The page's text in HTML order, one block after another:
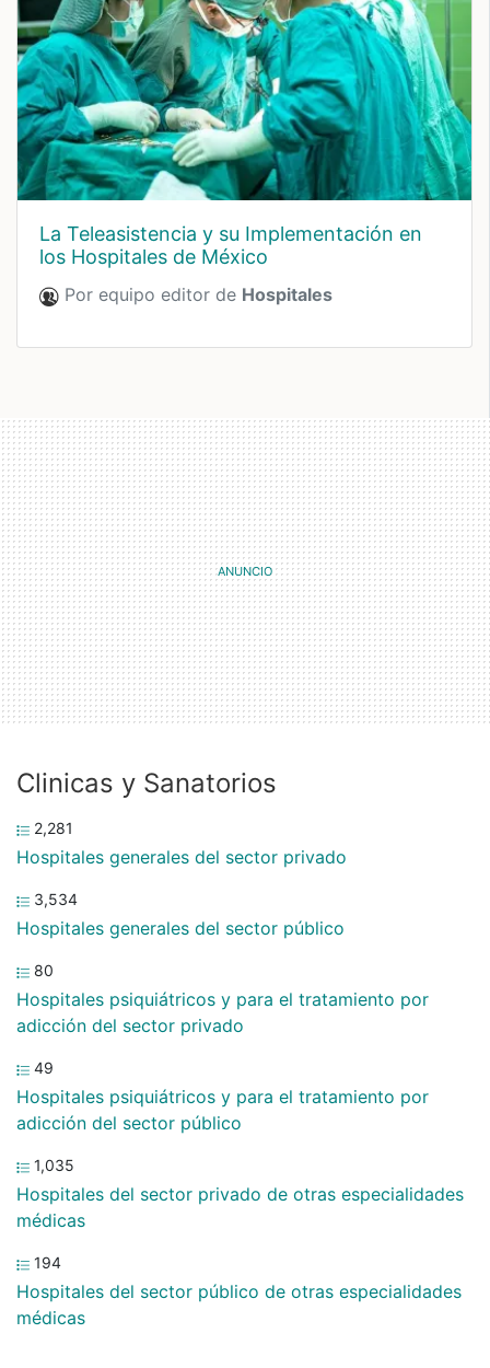
La Teleasistencia y su Implementación en
los Hospitales de México
Por equipo editor de Hospitales
Clinicas y Sanatorios
2,281
Hospitales generales del sector privado
3,534
Hospitales generales del sector público
80
Hospitales psiquiátricos y para el tratamiento por
adicción del sector privado
49
Hospitales psiquiátricos y para el tratamiento por
adicción del sector público
1,035
Hospitales del sector privado de otras especialidades
médicas
194
Hospitales del sector público de otras especialidades
médicas